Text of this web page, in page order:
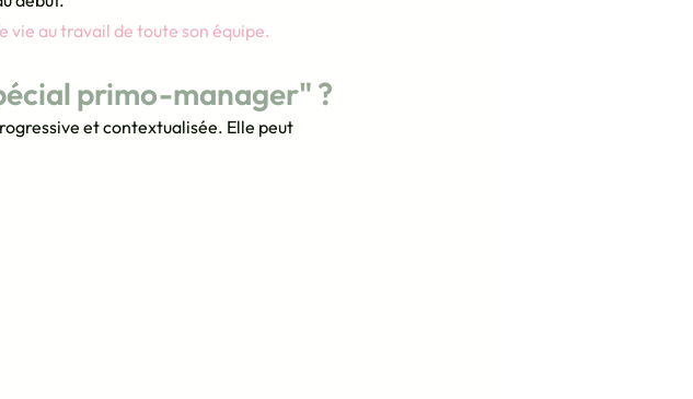
vie au travail de toute son équipe.
primo-manager" ?
et contextualisée. Elle peut